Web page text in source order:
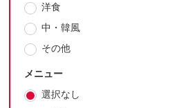
洋食
中・韓風
その他
メニュー
選択なし